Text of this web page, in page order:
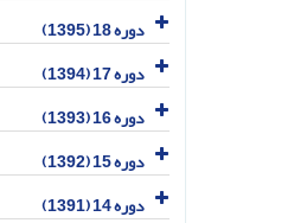
دوره 18 (1395)
دوره 17 (1394)
دوره 16 (1393)
دوره 15 (1392)
دوره 14 (1391)